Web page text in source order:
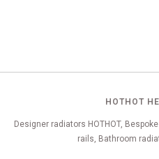
HOTHOT
Designer radiators HOTHOT,
rails, Bathroom